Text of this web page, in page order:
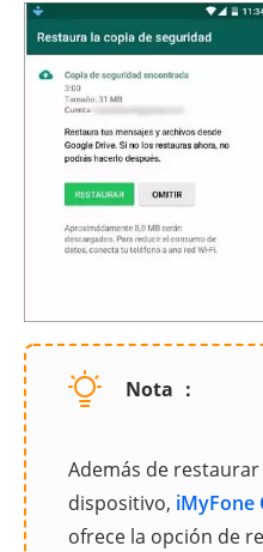
Nota ：
Además de
dispositivo, iMyFone
ofrece la opción de